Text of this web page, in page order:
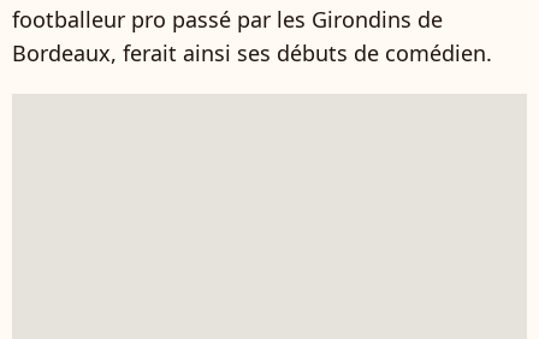
footballeur pro passé par les Girondins de
Bordeaux, ferait ainsi ses débuts de comédien.